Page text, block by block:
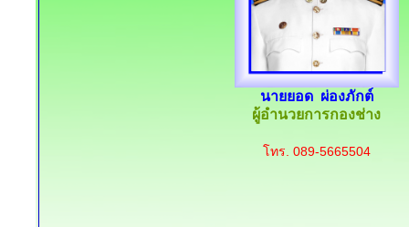
นายยอด ผ่องภักต์
ผู้อำนวยการกองช่าง
โทร. 089-5665504